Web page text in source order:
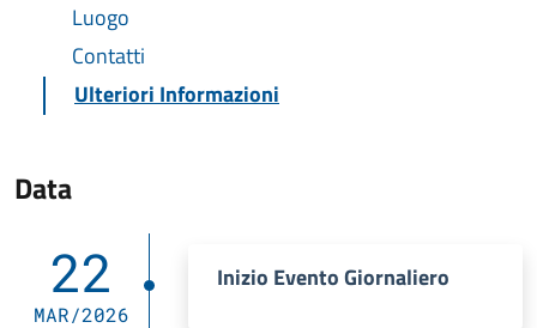
Luogo
Contatti
Ulteriori Informazioni
Data
22
MAR/2026
Inizio Evento Giornaliero